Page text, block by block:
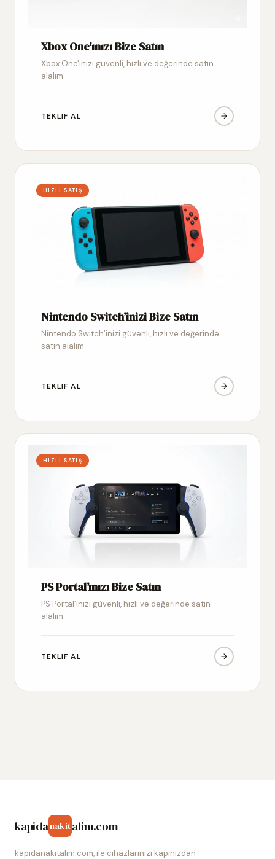
Xbox One'ınızı Bize Satın
Xbox One'ınızı güvenli, hızlı ve değerinde satın
alalım
TEKLIF AL
HIZLI SATIŞ
Nintendo Switch’inizi Bize Satın
Nintendo Switch’inizi güvenli, hızlı ve değerinde
satın alalım
TEKLIF AL
HIZLI SATIŞ
PS Portal’ınızı Bize Satın
PS Portal’ınızı güvenli, hızlı ve değerinde satın
alalım
TEKLIF AL
kapidanakitalim.com
kapidanakitalim.com, ile cihazlarınızı kapınızdan